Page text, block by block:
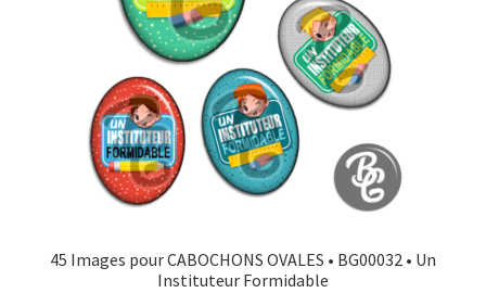
45 Images pour CABOCHONS OVALES • BG00032 • Un
Instituteur Formidable